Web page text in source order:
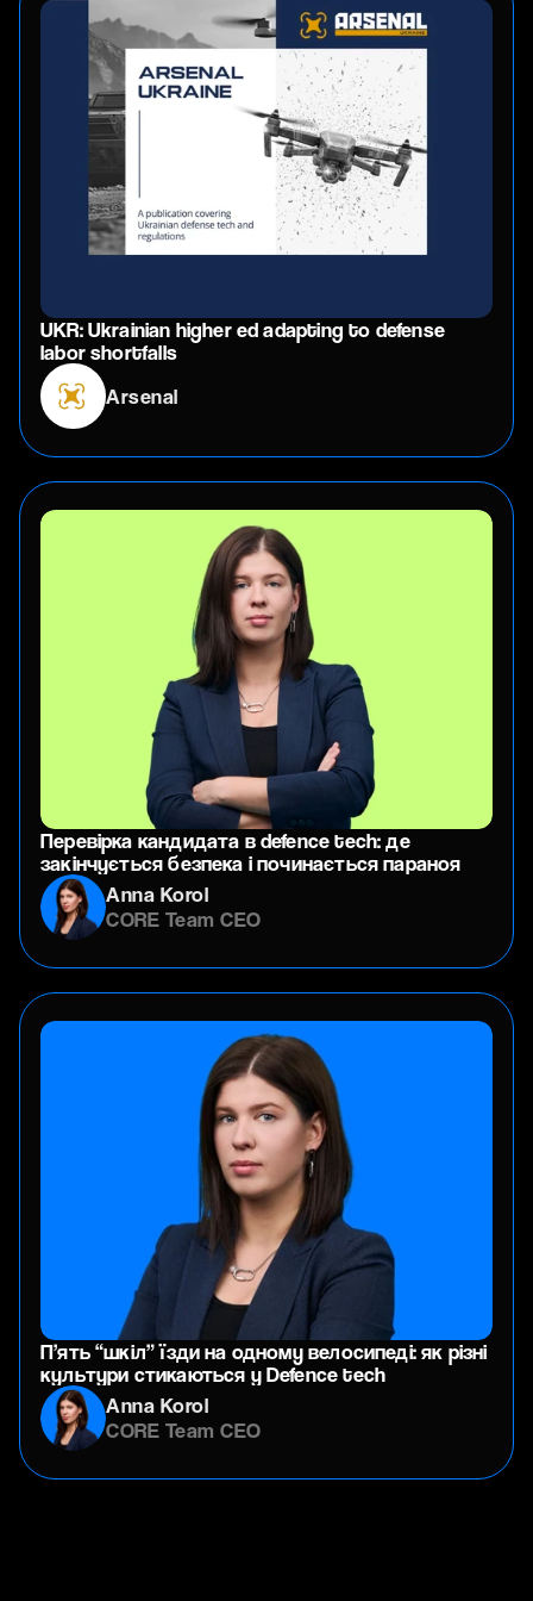
UKR: Ukrainian higher ed adapting to defense
labor shortfalls
Arsenal
Перевірка кандидата в defence tech: де
закінчується безпека і починається параноя
Anna Korol
CORE Team CEO
П’ять “шкіл” їзди на одному велосипеді: як різні
культури стикаються у Defence tech
Anna Korol
CORE Team CEO